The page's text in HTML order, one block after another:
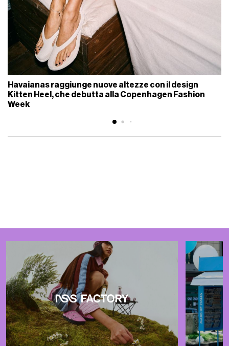
Havaianas raggiunge nuove altezze con il design
Kitten Heel, che debutta alla Copenhagen Fashion
Week